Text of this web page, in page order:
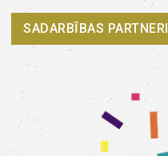
SADARBĪBAS PARTNERI